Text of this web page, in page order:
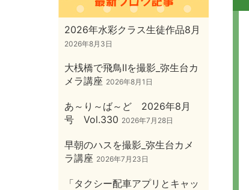
2026年水彩クラス生徒作品8月
2026年8月3日
大桟橋で飛鳥Ⅱを撮影_弥生台カ
メラ講座 2026年8月1日
あ～り～ば～ど 2026年8月
号 Vol.330 2026年7月28日
早朝のハスを撮影_弥生台カメ
ラ講座 2026年7月23日
「タクシー配車アプリとキャッ